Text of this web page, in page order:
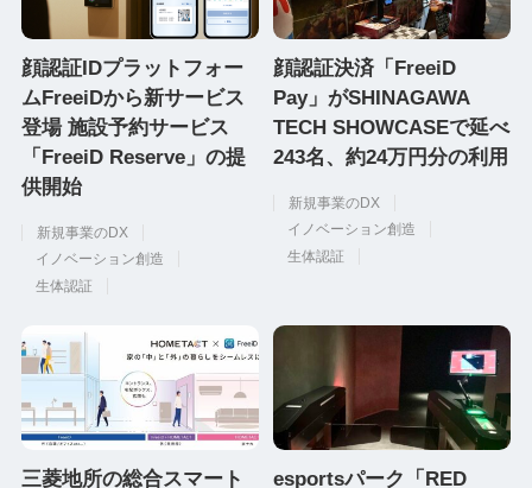
顔認証IDプラットフォー
ムFreeiDから新サービス
登場 施設予約サービス
「FreeiD Reserve」の提
供開始
新規事業のDX
イノベーション創造
生体認証
顔認証決済「FreeiD
Pay」がSHINAGAWA
TECH SHOWCASEで延べ
243名、約24万円分の利用
新規事業のDX
イノベーション創造
生体認証
三菱地所の総合スマート esportsパーク「RED ゚